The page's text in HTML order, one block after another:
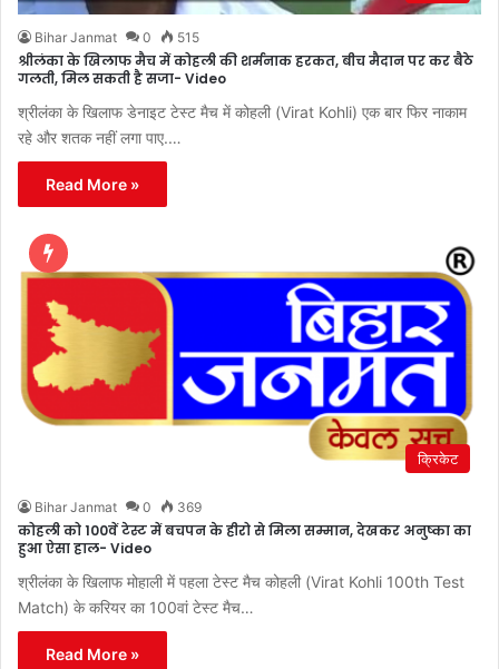
Bihar Janmat 0 515
श्रीलंका के खिलाफ मैच में कोहली की शर्मनाक हरकत, बीच मैदान पर कर बैठे
गलती, मिल सकती है सजा- Video
श्रीलंका के खिलाफ डेनाइट टेस्ट मैच में कोहली (Virat Kohli) एक बार फिर नाकाम
रहे और शतक नहीं लगा पाए.…
Read More »
क्रिकेट
Bihar Janmat 0 369
कोहली को 100वें टेस्ट में बचपन के हीरो से मिला सम्मान, देखकर अनुष्का का
हुआ ऐसा हाल- Video
श्रीलंका के खिलाफ मोहाली में पहला टेस्ट मैच कोहली (Virat Kohli 100th Test
Match) के करियर का 100वां टेस्ट मैच…
Read More »